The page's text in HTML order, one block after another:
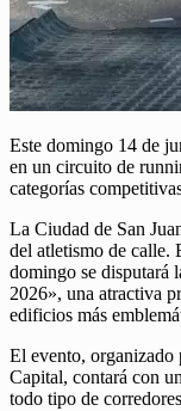
Este domingo 14 de
en un circuito de
categorías
La Ciudad de San
del atletismo de calle.
domingo se disputará
2026», una atractiva
edificios más
El evento,
Capital, contará con
todo tipo de